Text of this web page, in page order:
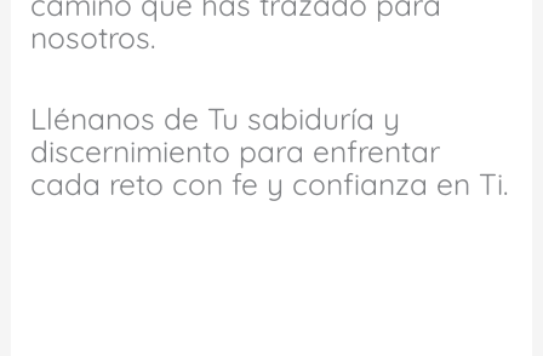
nosotros.
Llénanos de Tu sabiduría y
discernimiento para enfrentar
cada reto con fe y confianza en Ti.